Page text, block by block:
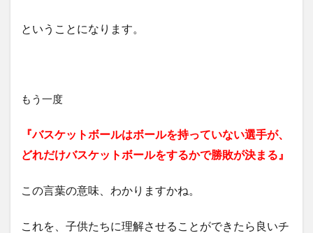
ということになります。
もう一度
『バスケットボールはボールを持っていない選手が、
どれだけバスケットボールをするかで勝敗が決まる』
この言葉の意味、わかりますかね。
これを、子供たちに理解させることができたら良いチ